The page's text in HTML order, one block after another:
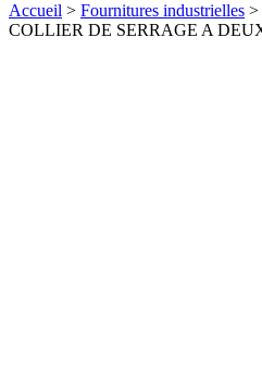
Accueil > Fournitures industrielles >
COLLIER DE SERRAGE A